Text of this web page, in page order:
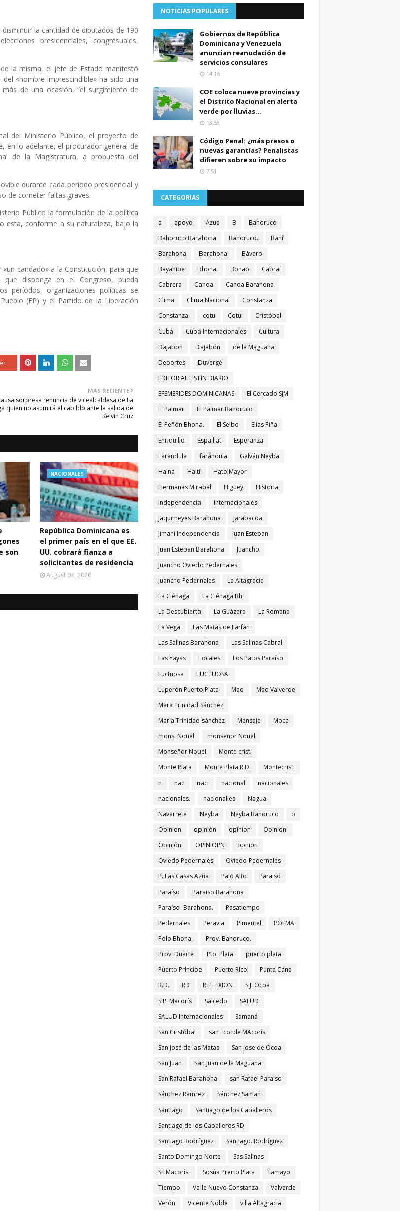
la cantidad de diputados de 190
presidenciales, congresuales,
la misma, el jefe de Estado manifestó
«hombre imprescindible» ha sido una
de una ocasión, “el surgimiento de
del Ministerio Público, el proyecto de
en lo adelante, el procurador general de
de la Magistratura, a propuesta del
durante cada período presidencial y
de cometer faltas graves.
Público la formulación de la política
esta, conforme a su naturaleza, bajo la
candado» a la Constitución, para que
disponga en el Congreso, pueda
períodos, organizaciones políticas se
(FP) y el Partido de la Liberación
MÁS RECIENTE
sorpresa renuncia de vicealcaldesa de La
quien no asumirá el cabildo ante la salida de
Kelvin Cruz
son
NACIONALES
República Dominicana es
el primer país en el que EE.
UU. cobrará fianza a
solicitantes de residencia
August 07, 2026
NOTICIAS POPULARES
Gobiernos de República
Dominicana y Venezuela
anuncian reanudación de
servicios consulares
14:16
COE coloca nueve provincias y
el Distrito Nacional en alerta
verde por lluvias...
13:58
Código Penal: ¿más presos o
nuevas garantías? Penalistas
difieren sobre su impacto
7:51
CATEGORIAS
a apoyo Azua B
Bahoruco
Bahoruco Barahona
Bahoruco.
Baní
Barahona
Barahona-
Bávaro
Bayahibe
Bhona. Bonao
Cabral
Cabrera
Canoa
Canoa Barahona
Clima
Clima Nacional
Constanza
Constanza.
cotu Cotui
Cristóbal
Cuba
Cuba Internacionales
Cultura
Dajabon
Dajabón
de la Maguana
Deportes
Duvergé
EDITORIAL LISTIN DIARIO
EFEMERIDES DOMINICANAS
El Cercado SJM
El Palmar
El Palmar Bahoruco
El Peñón Bhona.
El Seibo
Elías Piña
Enriquillo
Espaillat
Esperanza
Farandula
farándula
Galván Neyba
Haina
Haití
Hato Mayor
Hermanas Mirabal
Higuey
Historia
Independencia
Internacionales
Jaquimeyes Barahona
Jarabacoa
Jimaní Independencia
Juan Esteban
Juan Esteban Barahona
Juancho
Juancho Oviedo Pedernales
Juancho Pedernales
La Altagracia
La Ciénaga
La Ciénaga Bh.
La Descubierta
La Guázara
La Romana
La Vega
Las Matas de Farfán
Las Salinas Barahona
Las Salinas Cabral
Las Yayas
Locales
Los Patos Paraíso
Luctuosa
LUCTUOSA:
Luperón Puerto Plata
Mao
Mao Valverde
Mara Trinidad Sánchez
María Trinidad sánchez
Mensaje
Moca
mons. Nouel
monseñor Nouel
Monseñor Nouel
Monte cristi
Monte Plata
Monte Plata R.D.
Montecristi
n
nac naci nacional
nacionales
nacionales.
nacionalles
Nagua
Navarrete
Neyba Neyba Bahoruco
o
Opinion
opinión opìnion
Opinion.
Opinión.
OPINIOPN
opnion
Oviedo Pedernales
Oviedo-Pedernales
P. Las Casas Azua
Palo Alto
Paraiso
Paraíso
Paraiso Barahona
Paraíso- Barahona.
Pasatiempo
Pedernales
Peravia Pimentel
POEMA
Polo Bhona.
Prov. Bahoruco.
Prov. Duarte
Pto. Plata
puerto plata
Puerto Príncipe
Puerto Rico
Punta Cana
R.D.
RD REFLEXION
S.J. Ocoa
S.P. Macorís
Salcedo
SALUD
SALUD Internacionales
Samaná
San Cristóbal
san Fco. de MAcorís
San José de las Matas
San jose de Ocoa
San Juan
San Juan de la Maguana
San Rafael Barahona
san Rafael Paraiso
Sánchez Ramrez
Sánchez Saman
Santiago
Santiago de los Caballeros
Santiago de los Caballeros RD
Santiago Rodríguez
Santiago. Rodríguez
Santo Domingo Norte
Sas Salinas
SF.Macorís.
Sosúa Prerto Plata
Tamayo
Tiempo
Valle Nuevo Constanza
Valverde
Verón
Vicente Noble villa Altagracia